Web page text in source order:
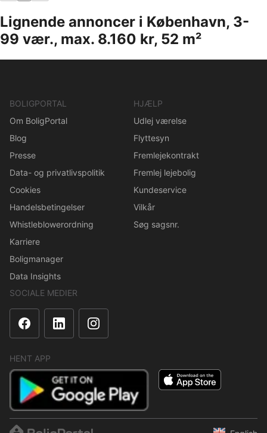
Lignende annoncer i København, 3-
99 vær., max. 8.160 kr, 52 m²
BOLIGPORTAL
Om BoligPortal
Blog
Presse
Data- og privatlivspolitik
Cookies
Handelsbetingelser
Whistleblowerordning
Karriere
Boligmanager
Data Insights
HJÆLP
Udlej værelse
Flyttesyn
Fremlejekontrakt
Fremlej lejebolig
Kundeservice
Vilkår
Søg sagsnr.
SOCIALE MEDIER
HENT APP